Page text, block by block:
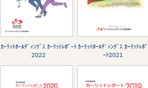
ｶｰﾘｯﾄﾎｰﾙﾃﾞｨﾝｸﾞｽ ｶｰﾘｯﾄﾚﾎﾟｰﾄ
2022
ｶｰﾘｯﾄﾎｰﾙﾃﾞｨﾝｸﾞｽ ｶｰﾘｯﾄﾚﾎﾟ
ｰﾄ2021